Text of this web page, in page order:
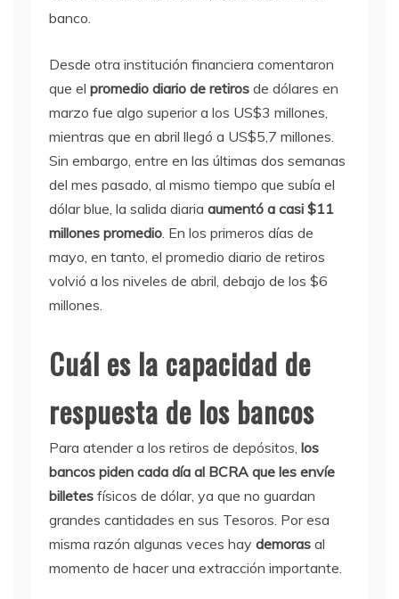
banco.
Desde otra institución financiera comentaron
que el promedio diario de retiros de dólares en
marzo fue algo superior a los US$3 millones,
mientras que en abril llegó a US$5,7 millones.
Sin embargo, entre en las últimas dos semanas
del mes pasado, al mismo tiempo que subía el
dólar blue, la salida diaria aumentó a casi $11
millones promedio. En los primeros días de
mayo, en tanto, el promedio diario de retiros
volvió a los niveles de abril, debajo de los $6
millones.
Cuál es la capacidad de
respuesta de los bancos
Para atender a los retiros de depósitos, los
bancos piden cada día al BCRA que les envíe
billetes físicos de dólar, ya que no guardan
grandes cantidades en sus Tesoros. Por esa
misma razón algunas veces hay demoras al
momento de hacer una extracción importante.